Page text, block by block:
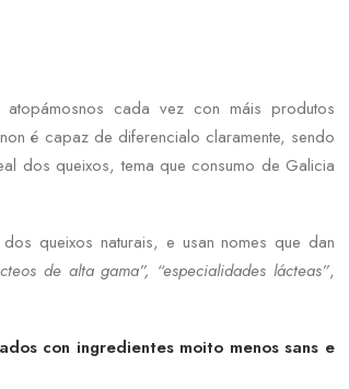
cada vez con máis produtos
é capaz de diferencialo claramente, sendo
dos queixos, tema que consumo de Galicia
queixos naturais, e usan nomes que dan
de alta gama”, “especialidades lácteas”,
con ingredientes moito menos sans e